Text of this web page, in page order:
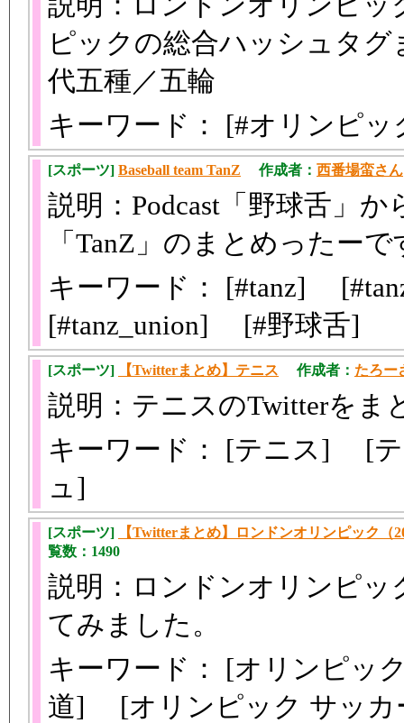
ピックの総合ハッシュタ
代五種／五輪
キーワード： [#オリン
[スポーツ] Baseball team TanZ 作成者： 西番場蛮さん
説明：Podcast「野球舌」
「TanZ」のまとめったーで
キーワード： [#tanz]
[#tanz_union] [#野球舌]
[スポーツ] 【Twitterまとめ】テニス 作成者： たろー
説明：テニスのTwitterをま
キーワード： [テニス] [
ュ]
[スポーツ]
【Twitterまとめ】ロンドンオリンピック（
覧数：1490
説明：ロンドンオリンピッ
てみました。
キーワード： [オリンピ
道] [オリンピック サッ